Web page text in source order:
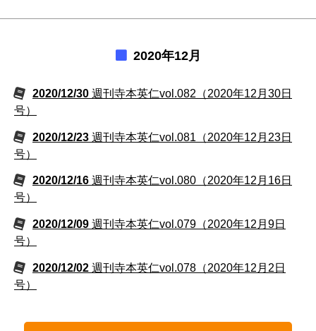
2020年12月
2020/12/30 週刊寺本英仁vol.082（2020年12月30日
号）
2020/12/23 週刊寺本英仁vol.081（2020年12月23日
号）
2020/12/16 週刊寺本英仁vol.080（2020年12月16日
号）
2020/12/09 週刊寺本英仁vol.079（2020年12月9日
号）
2020/12/02 週刊寺本英仁vol.078（2020年12月2日
号）